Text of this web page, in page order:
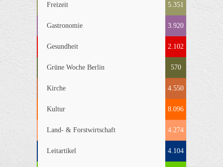
Freizeit 5.351
Gastronomie 3.920
Gesundheit 2.102
Grüne Woche Berlin 570
Kirche 4.550
Kultur 8.096
Land- & Forstwirtschaft 4.274
Leitartikel 4.104